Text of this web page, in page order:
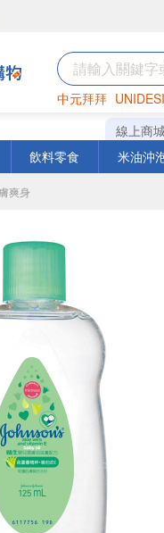
中元拜拜
罐頭 海苔
線上商
飲料零食 米油沖
爽身